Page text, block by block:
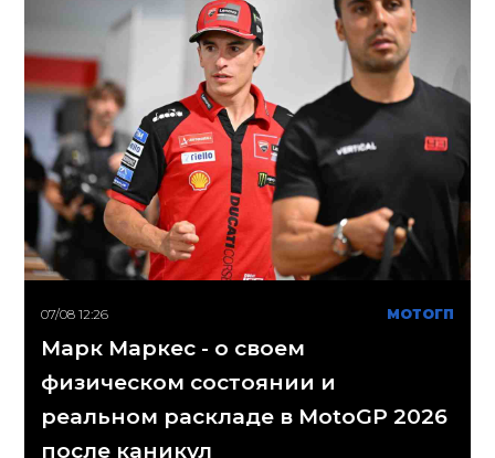
07/08 12:26 МОТОГП
Марк Маркес - о своем
физическом состоянии и
реальном раскладе в MotoGP 2026
после каникул